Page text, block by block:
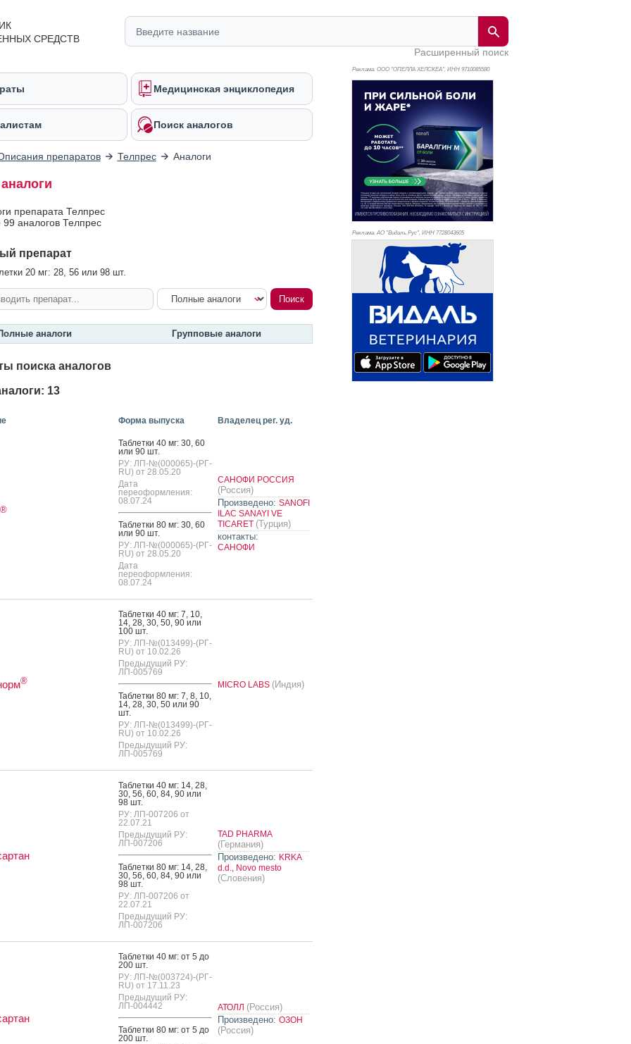
СРЕДСТВ
Расширенный поиск
Медицинская энциклопедия
Поиск аналогов
препаратов Телпрес Аналоги
препарата Телпрес
99 аналогов Телпрес
препарат
20 мг: 28, 56 или 98 шт.
аналоги Групповые аналоги
поиска аналогов
13
Форма выпуска Владелец рег. уд.
®
Таб­летки 40 мг: 30, 60
или 90 шт.
РУ: ЛП-№(000065)-(РГ-
RU) от 28.05.20
Дата
переоформления:
08.07.24
Таб­летки 80 мг: 30, 60
или 90 шт.
РУ: ЛП-№(000065)-(РГ-
RU) от 28.05.20
Дата
переоформления:
08.07.24
САНОФИ РОССИЯ
(Россия)
Произведено: SANOFI
ILAC SANAYI VE
TICARET (Турция)
контакты:
САНОФИ
®
Таб­летки 40 мг: 7, 10,
14, 28, 30, 50, 90 или
100 шт.
РУ: ЛП-№(013499)-(РГ-
RU) от 10.02.26
Предыдущий РУ:
ЛП-005769
Таб­летки 80 мг: 7, 8, 10,
14, 28, 30, 50 или 90
шт.
РУ: ЛП-№(013499)-(РГ-
RU) от 10.02.26
Предыдущий РУ:
ЛП-005769
MICRO LABS (Индия)
Таб­летки 40 мг: 14, 28,
30, 56, 60, 84, 90 или
98 шт.
РУ: ЛП-007206 от
22.07.21
Предыдущий РУ:
ЛП-007206
Таб­летки 80 мг: 14, 28,
30, 56, 60, 84, 90 или
98 шт.
РУ: ЛП-007206 от
22.07.21
Предыдущий РУ:
ЛП-007206
TAD PHARMA
(Германия)
Произведено: KRKA
d.d., Novo mesto
(Словения)
Таб­летки 40 мг: от 5 до
200 шт.
РУ: ЛП-№(003724)-(РГ-
RU) от 17.11.23
Предыдущий РУ:
ЛП-004442
Таб­летки 80 мг: от 5 до
200 шт.
АТОЛЛ (Россия)
Произведено: ОЗОН
(Россия)
Реклама. ООО "ОПЕЛЛА ХЕЛСКЕА", ИНН 9710085580
Реклама. АО "Видаль Рус", ИНН 7728043605